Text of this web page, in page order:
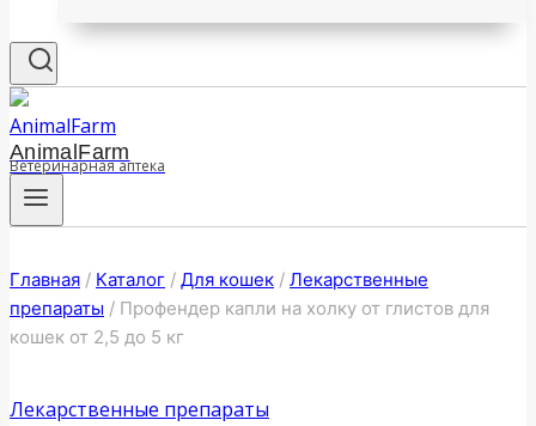
AnimalFarm
Ветеринарная аптека
Главная / Каталог / Для кошек / Лекарственные
препараты / Профендер капли на холку от глистов для
кошек от 2,5 до 5 кг
Лекарственные препараты